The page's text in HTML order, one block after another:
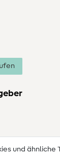
und ähnliche